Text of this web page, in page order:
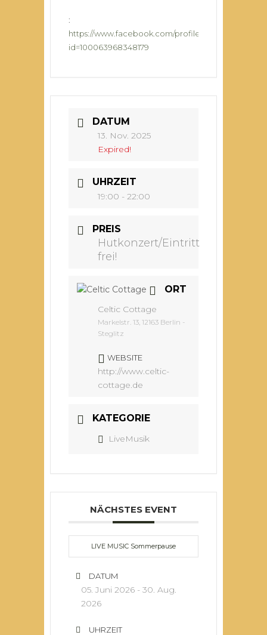
:
https://www.facebook.com/profile.php?
id=100063968348179
DATUM
13. Nov. 2025
Expired!
UHRZEIT
19:00 - 22:00
PREIS
Hutkonzert/Eintritt
frei!
ORT
Celtic Cottage
Markelstr. 13, 12163 Berlin -
Steglitz
WEBSITE
http://www.celtic-
cottage.de
KATEGORIE
LiveMusik
NÄCHSTES EVENT
LIVE MUSIC Sommerpause
DATUM
05. Juni 2026 - 30. Aug.
2026
UHRZEIT